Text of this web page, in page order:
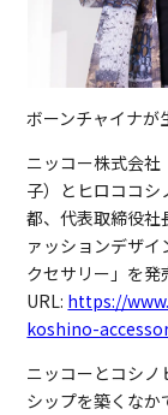
ボーンチャイナが
ニッコー株式会
子）とヒロココ
都、代表取締役社
ァッションデザ
クセサリー」を発
URL: https://
koshino-
ニッコーとコシ
シップを築くなか